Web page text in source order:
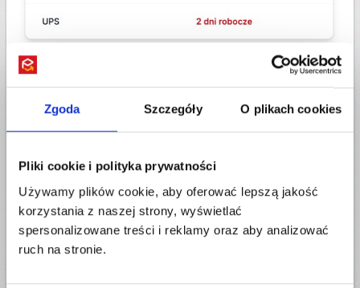
Zgoda Szczegóły O plikach cookies
Pliki cookie i polityka prywatności
Używamy plików cookie, aby oferować lepszą jakość
korzystania z naszej strony, wyświetlać
spersonalizowane treści i reklamy oraz aby analizować
ruch na stronie.
Poprawne zaadresowanie przesyłki
Oczywiście, nie możemy zapomnieć też o poprawnym
wypełnienie formularza i wskazanie kompletnych
danych. Adresy muszą być podane w lokalnym języku.
Pamiętaj też, że kody pocztowe w Holandii składają
się z 4 cyfr i 2 liter. Warto również dodać miejscowy
numer kontaktowy, aby w razie potrzeby kurier mógł